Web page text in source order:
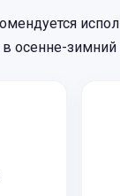
осенне-зимний